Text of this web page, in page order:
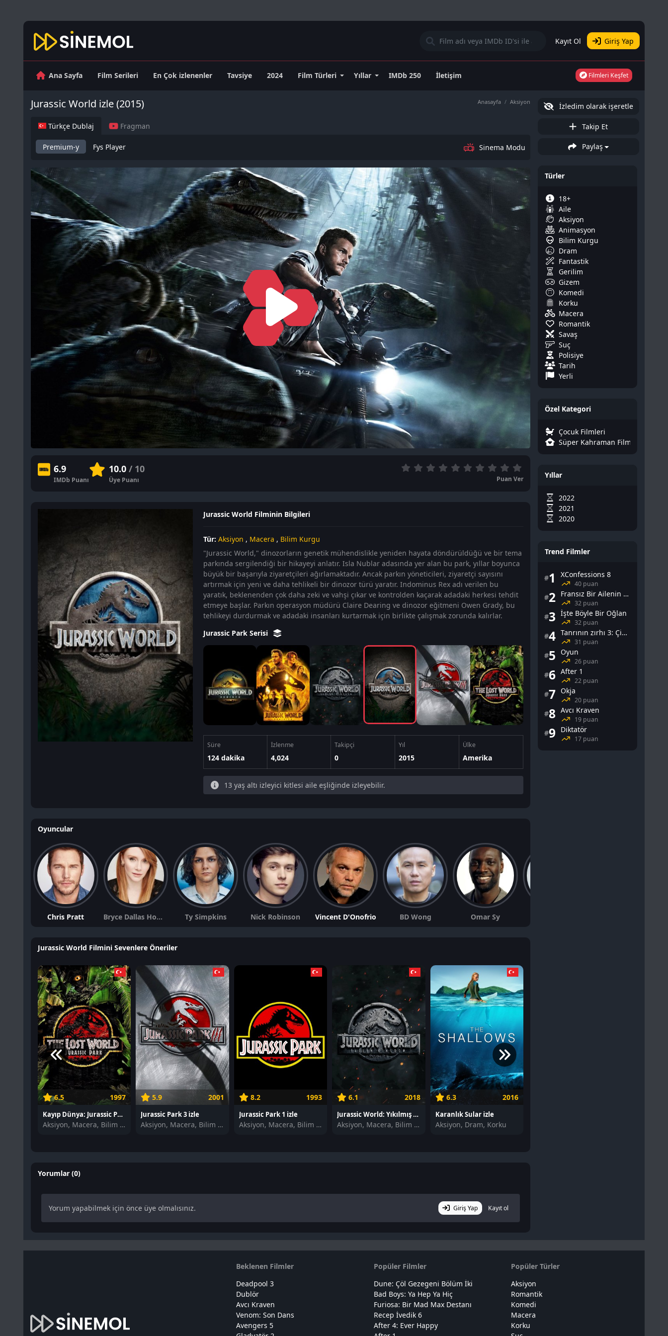
Kayıt Ol Giriş Yap
Ana Sayfa Film Serileri En Çok izlenenler Tavsiye 2024 Film Türleri Yıllar IMDb 250 İletişim Filmleri Keşfet
Jurassic World izle (2015) Anasayfa Aksiyon
Türkçe Dublaj Fragman
Premium-y Fys Player Sinema Modu
6.9
IMDb Puanı
10.0/ 10
Üye Puanı Puan Ver
Jurassic World Filminin Bilgileri
Tür: Aksiyon , Macera , Bilim Kurgu
"Jurassic World," dinozorların genetik mühendislikle yeniden hayata döndürüldüğü ve bir tema
parkında sergilendiği bir hikayeyi anlatır. Isla Nublar adasında yer alan bu park, yıllar boyunca
büyük bir başarıyla ziyaretçileri ağırlamaktadır. Ancak parkın yöneticileri, ziyaretçi sayısını
artırmak için yeni ve daha tehlikeli bir dinozor türü yaratır. Indominus Rex adı verilen bu
yaratık, beklenenden çok daha zeki ve vahşi çıkar ve kontrolden kaçarak adadaki herkesi tehdit
etmeye başlar. Parkın operasyon müdürü Claire Dearing ve dinozor eğitmeni Owen Grady, bu
tehlikeyi durdurmak ve adadaki insanları kurtarmak için birlikte çalışmak zorunda kalırlar.
Jurassic Park Serisi
Süre
124 dakika
İzlenme
4,024
Takipçi
0
Yıl
2015
Ülke
Amerika
13 yaş altı izleyici kitlesi aile eşliğinde izleyebilir.
Oyuncular
Chris Pratt Bryce Dallas Howard Ty Simpkins Nick Robinson Vincent D'Onofrio BD Wong Omar Sy
Jurassic World Filmini Sevenlere Öneriler
6.5 1997
Kayıp Dünya: Jurassic Park 2 izle
Aksiyon, Macera, Bilim Kurgu
5.9 2001
Jurassic Park 3 izle
Aksiyon, Macera, Bilim Kurgu
8.2 1993
Jurassic Park 1 izle
Aksiyon, Macera, Bilim Kurgu
6.1 2018
Jurassic World: Yıkılmış Krallık izle
Aksiyon, Macera, Bilim Kurgu
6.3 2016
Karanlık Sular izle
Aksiyon, Dram, Korku
Yorumlar (0)
Yorum yapabilmek için önce üye olmalısınız. Giriş Yap Kayıt ol
İzledim olarak işeretle
Takip Et
Paylaş
Türler
18+
Aile
Aksiyon
Animasyon
Bilim Kurgu
Dram
Fantastik
Gerilim
Gizem
Komedi
Korku
Macera
Romantik
Savaş
Suç
Polisiye
Tarih
Yerli
Özel Kategori
Çocuk Filmleri
Süper Kahraman Filmleri
Yıllar
2022
2021
2020
Trend Filmler
#1 XConfessions 8
40 puan
#2 Fransız Bir Ailenin Cinsel Yaşamı
32 puan
#3 İşte Böyle Bir Oğlan
32 puan
#4 Tanrının zırhı 3: Çin Falı
31 puan
#5 Oyun
26 puan
#6 After 1
22 puan
#7 Okja
20 puan
#8 Avcı Kraven
19 puan
#9 Diktatör
17 puan
Beklenen Filmler
Deadpool 3
Dublör
Avcı Kraven
Venom: Son Dans
Avengers 5
Popüler Filmler
Dune: Çöl Gezegeni Bölüm İki
Bad Boys: Ya Hep Ya Hiç
Furiosa: Bir Mad Max Destanı
Recep İvedik 6
After 4: Ever Happy
Popüler Türler
Aksiyon
Romantik
Komedi
Macera
Korku